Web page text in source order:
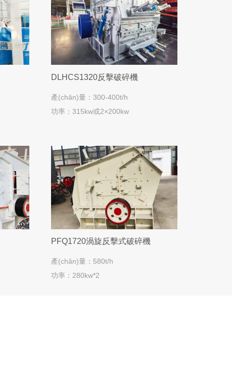
DLHCS1320反擊破碎機
產(chǎn)量：300-400t/h
功率：315kw或2×200kw
PFQ1720渦旋反擊式破碎機
產(chǎn)量：580t/h
功率：280kw*2